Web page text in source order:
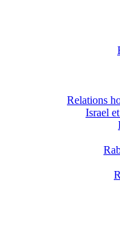
Relations
Israel